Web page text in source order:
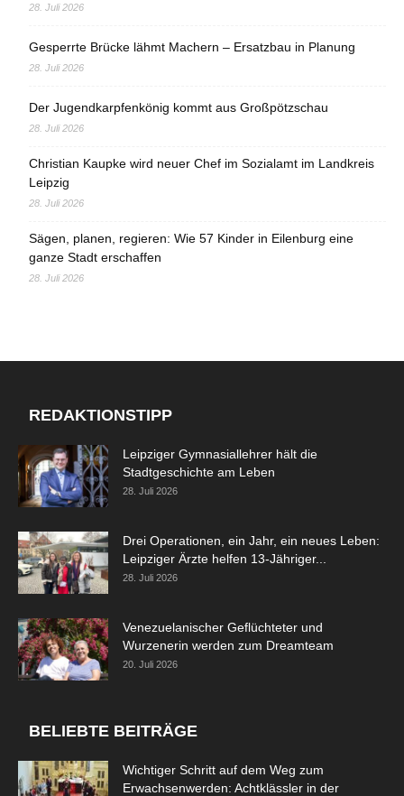
28. Juli 2026
Gesperrte Brücke lähmt Machern – Ersatzbau in Planung
28. Juli 2026
Der Jugendkarpfenkönig kommt aus Großpötzschau
28. Juli 2026
Christian Kaupke wird neuer Chef im Sozialamt im Landkreis
Leipzig
28. Juli 2026
Sägen, planen, regieren: Wie 57 Kinder in Eilenburg eine
ganze Stadt erschaffen
28. Juli 2026
REDAKTIONSTIPP
Leipziger Gymnasiallehrer hält die
Stadtgeschichte am Leben
28. Juli 2026
Drei Operationen, ein Jahr, ein neues Leben:
Leipziger Ärzte helfen 13-Jähriger...
28. Juli 2026
Venezuelanischer Geflüchteter und
Wurzenerin werden zum Dreamteam
20. Juli 2026
BELIEBTE BEITRÄGE
Wichtiger Schritt auf dem Weg zum
Erwachsenwerden: Achtklässler in der